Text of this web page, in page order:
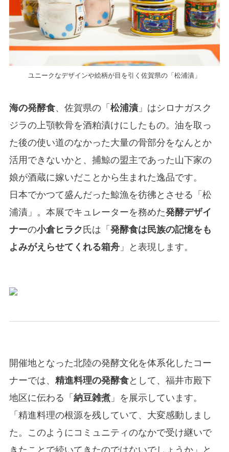
ユニークなデザインや絵柄が目を引く佐賀県の「松浦漬」
海の発酵食、佐賀県の「 松浦漬」はシロナガスク
ジラの上顎軟骨を酒粕漬けにしたもの。油を取っ
た後の使い道のなかった大量の骨部分をなんとか
活用できないかと、捕鯨の盟主であった山下家の
娘が酒蔵に嫁いだことから生まれた逸品です。
日本でかつて盛んだった鯨漁を彷彿とさせる「松
浦漬」。本展でキュレーターを務めた発酵デザイ
ナーの小倉ヒラク氏は「 発酵食は民族の記憶をも
よみがえらせてくれる箱舟」と表現します。
開催地となった北陸の発酵文化を体系化したコー
ナーでは、 精進料理の発酵食として、福井市殿下
地区に伝わる「 納豆雑煮」を展示しています。
「精進料理の根源を残していて、大変感動しまし
た。このようにコミュニティのなかで受け継いで
きたことで続いてきたのではないでしょうか」と